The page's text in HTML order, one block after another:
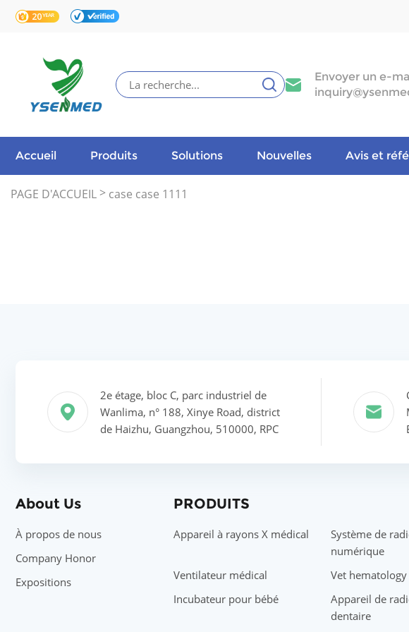
Envoyer un e-
Accueil Produits Solutions Nouvelles Avis et
PAGE D'ACCUEIL > case case 1111
2e étage, bloc C, parc industriel de
Wanlima, n° 188, Xinye Road, district
de Haizhu, Guangzhou, 510000, RPC
About Us
À propos de nous
Company Honor
Expositions
PRODUITS
Appareil à rayons X médical
Système de
numérique
Ventilateur médical Vet
Incubateur pour bébé
Appareil de
dentaire